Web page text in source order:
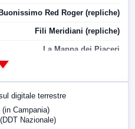
Buonissimo Red Roger (repliche)
Fili Meridiani (repliche)
La Mappa dei Piaceri
digitale terrestre
(in Campania)
(DDT Nazionale)